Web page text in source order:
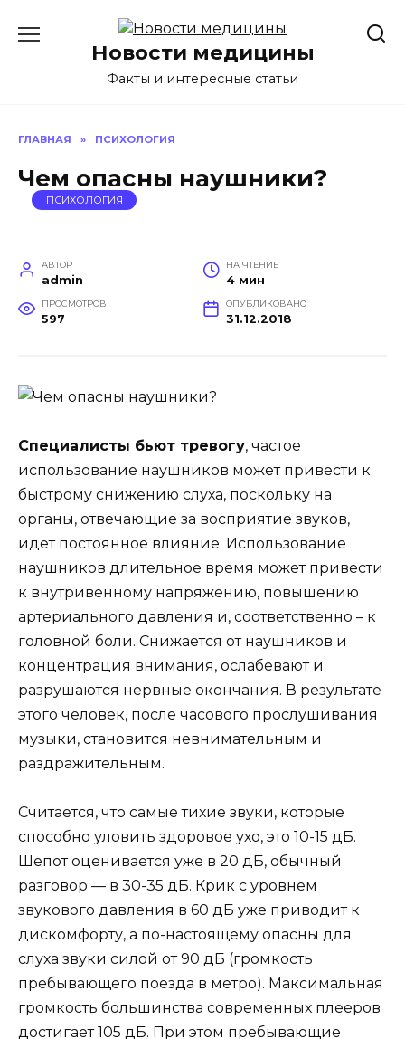
содержаниюНовости медицины
Факты и интересные статьи
ГЛАВНАЯ » ПСИХОЛОГИЯ
Чем опасны наушники?
ПСИХОЛОГИЯ
АВТОР
admin
НА ЧТЕНИЕ
4 мин
ПРОСМОТРОВ
597
ОПУБЛИКОВАНО
31.12.2018
Специалисты бьют тревогу, частое
использование наушников может привести к
быстрому снижению слуха, поскольку на
органы, отвечающие за восприятие звуков,
идет постоянное влияние. Использование
наушников длительное время может привести
к внутривенному напряжению, повышению
артериального давления и, соответственно – к
головной боли. Снижается от наушников и
концентрация внимания, ослабевают и
разрушаются нервные окончания. В результате
этого человек, после часового прослушивания
музыки, становится невнимательным и
раздражительным.
Считается, что самые тихие звуки, которые
способно уловить здоровое ухо, это 10-15 дБ.
Шепот оценивается уже в 20 дБ, обычный
разговор — в 30-35 дБ. Крик с уровнем
звукового давления в 60 дБ уже приводит к
дискомфорту, а по-настоящему опасны для
слуха звуки силой от 90 дБ (громкость
пребывающего поезда в метро). Максимальная
громкость большинства современных плееров
достигает 105 дБ. При этом пребывающие